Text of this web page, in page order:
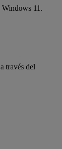
Windows 11.
través del